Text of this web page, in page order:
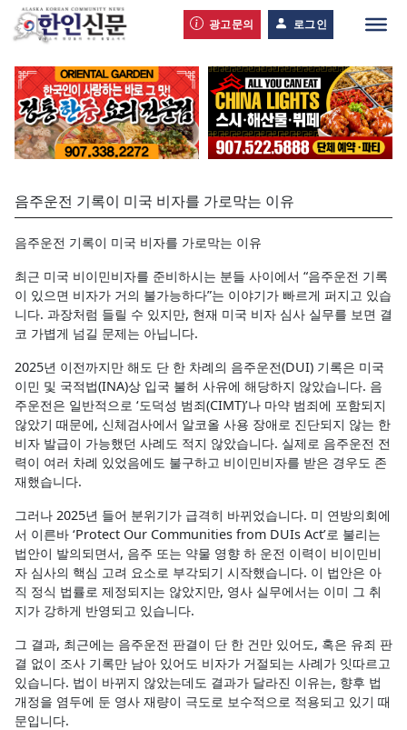
광고문의 로그인
음주운전 기록이 미국 비자를 가로막는 이유
음주운전 기록이 미국 비자를 가로막는 이유
최근 미국 비이민비자를 준비하시는 분들 사이에서 “음주운전 기록
이 있으면 비자가 거의 불가능하다”는 이야기가 빠르게 퍼지고 있습
니다. 과장처럼 들릴 수 있지만, 현재 미국 비자 심사 실무를 보면 결
코 가볍게 넘길 문제는 아닙니다.
2025년 이전까지만 해도 단 한 차례의 음주운전(DUI) 기록은 미국
이민 및 국적법(INA)상 입국 불허 사유에 해당하지 않았습니다. 음
주운전은 일반적으로 ‘도덕성 범죄(CIMT)’나 마약 범죄에 포함되지
않았기 때문에, 신체검사에서 알코올 사용 장애로 진단되지 않는 한
비자 발급이 가능했던 사례도 적지 않았습니다. 실제로 음주운전 전
력이 여러 차례 있었음에도 불구하고 비이민비자를 받은 경우도 존
재했습니다.
그러나 2025년 들어 분위기가 급격히 바뀌었습니다. 미 연방의회에
서 이른바 ‘Protect Our Communities from DUIs Act’로 불리는
법안이 발의되면서, 음주 또는 약물 영향 하 운전 이력이 비이민비
자 심사의 핵심 고려 요소로 부각되기 시작했습니다. 이 법안은 아
직 정식 법률로 제정되지는 않았지만, 영사 실무에서는 이미 그 취
지가 강하게 반영되고 있습니다.
그 결과, 최근에는 음주운전 판결이 단 한 건만 있어도, 혹은 유죄 판
결 없이 조사 기록만 남아 있어도 비자가 거절되는 사례가 잇따르고
있습니다. 법이 바뀌지 않았는데도 결과가 달라진 이유는, 향후 법
개정을 염두에 둔 영사 재량이 극도로 보수적으로 적용되고 있기 때
문입니다.